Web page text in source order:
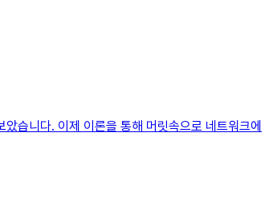
습니다. 이제 이론을 통해 머릿속으로 네트워크에